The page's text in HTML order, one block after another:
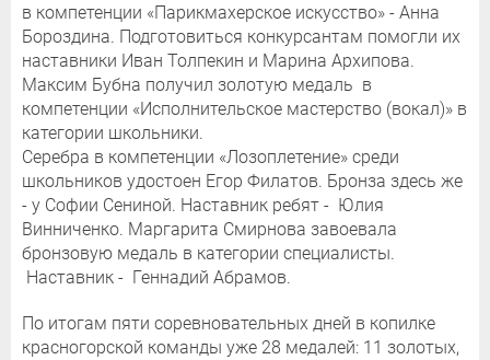
в компетенции «Парикмахерское искусство» - Анна
Бороздина. Подготовиться конкурсантам помогли их
наставники Иван Толпекин и Марина Архипова.
Максим Бубна получил золотую медаль в
компетенции «Исполнительское мастерство (вокал)» в
категории школьники.
Серебра в компетенции «Лозоплетение» среди
школьников удостоен Егор Филатов. Бронза здесь же
- у Софии Сениной. Наставник ребят - Юлия
Винниченко. Маргарита Смирнова завоевала
бронзовую медаль в категории специалисты.
Наставник - Геннадий Абрамов.
По итогам пяти соревновательных дней в копилке
красногорской команды уже 28 медалей: 11 золотых,